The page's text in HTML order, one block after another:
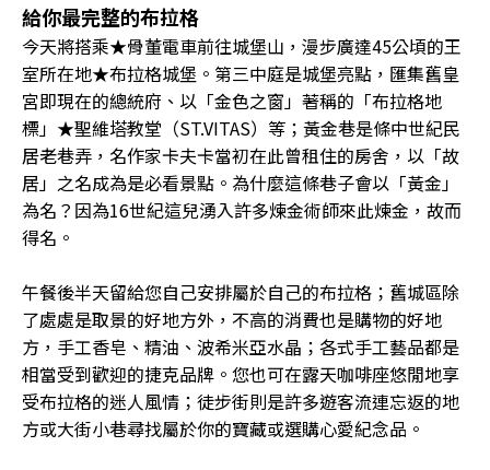
給你最完整的布拉格
今天將搭乘★骨董電車前往城堡山，漫步廣達45公頃的王
室所在地★布拉格城堡。第三中庭是城堡亮點，匯集舊皇
宮即現在的總統府、以「金色之窗」著稱的「布拉格地
標」★聖維塔教堂（ST.VITAS）等；黃金巷是條中世紀民
居老巷弄，名作家卡夫卡當初在此曾租住的房舍，以「故
居」之名成為是必看景點。為什麼這條巷子會以「黃金」
為名？因為16世紀這兒湧入許多煉金術師來此煉金，故而
得名。
午餐後半天留給您自己安排屬於自己的布拉格；舊城區除
了處處是取景的好地方外，不高的消費也是購物的好地
方，手工香皂、精油、波希米亞水晶；各式手工藝品都是
相當受到歡迎的捷克品牌。您也可在露天咖啡座悠閒地享
受布拉格的迷人風情；徒步街則是許多遊客流連忘返的地
方或大街小巷尋找屬於你的寶藏或選購心愛紀念品。